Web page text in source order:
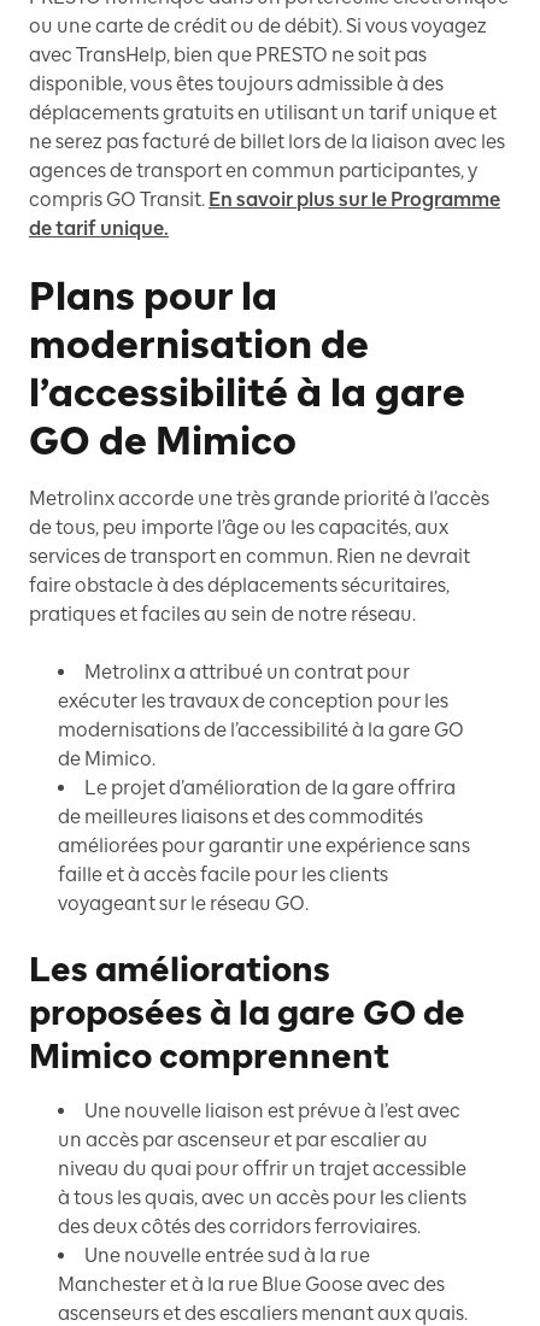
ou une carte de crédit ou de débit). Si vous voyagez
avec TransHelp, bien que PRESTO ne soit pas
disponible, vous êtes toujours admissible à des
déplacements gratuits en utilisant un tarif unique et
ne serez pas facturé de billet lors de la liaison avec les
agences de transport en commun participantes, y
compris GO Transit. En savoir plus sur le Programme
de tarif unique.
Plans pour la
modernisation de
l’accessibilité à la gare
GO de Mimico
Metrolinx accorde une très grande priorité à l’accès
de tous, peu importe l’âge ou les capacités, aux
services de transport en commun. Rien ne devrait
faire obstacle à des déplacements sécuritaires,
pratiques et faciles au sein de notre réseau.
Metrolinx a attribué un contrat pour
exécuter les travaux de conception pour les
modernisations de l’accessibilité à la gare GO
de Mimico.
Le projet d’amélioration de la gare offrira
de meilleures liaisons et des commodités
améliorées pour garantir une expérience sans
faille et à accès facile pour les clients
voyageant sur le réseau GO.
Les améliorations
proposées à la gare GO de
Mimico comprennent
Une nouvelle liaison est prévue à l’est avec
un accès par ascenseur et par escalier au
niveau du quai pour offrir un trajet accessible
à tous les quais, avec un accès pour les clients
des deux côtés des corridors ferroviaires.
Une nouvelle entrée sud à la rue
Manchester et à la rue Blue Goose avec des
ascenseurs et des escaliers menant aux quais.